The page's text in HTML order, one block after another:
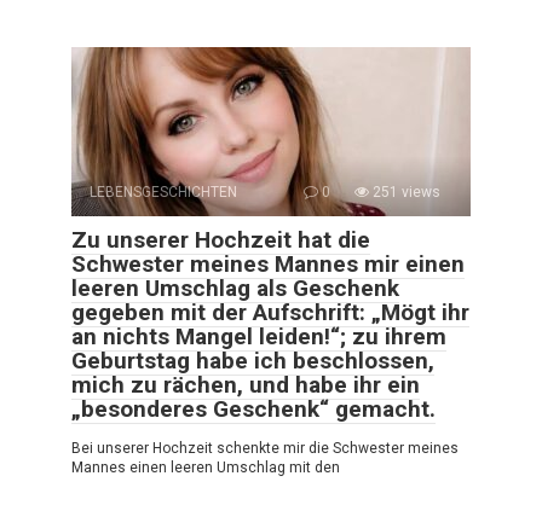
LEBENSGESCHICHTEN 0 251 views
Zu unserer Hochzeit hat die
Schwester meines Mannes mir einen
leeren Umschlag als Geschenk
gegeben mit der Aufschrift: „Mögt ihr
an nichts Mangel leiden!“; zu ihrem
Geburtstag habe ich beschlossen,
mich zu rächen, und habe ihr ein
„besonderes Geschenk“ gemacht.
Bei unserer Hochzeit schenkte mir die Schwester meines
Mannes einen leeren Umschlag mit den